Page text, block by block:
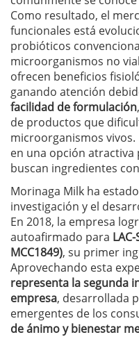
Como resultado, el
funcionales está
probióticos
microorganismos no
ofrecen beneficios
ganando atención
facilidad de formulación
de productos que
microorganismos
en una opción
buscan ingredientes
Morinaga Milk ha
investigación y el
En 2018, la empresa
autoafirmado para
MCC1849), su primer
Aprovechando esta
representa la segunda
empresa, desarrollada
emergentes de los
de ánimo y bienestar